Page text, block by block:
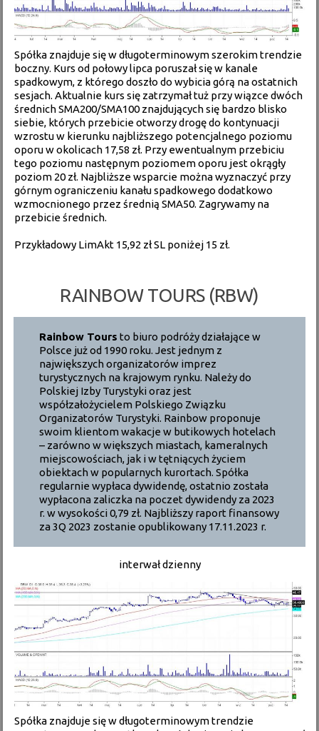
Spółka znajduje się w długoterminowym szerokim trendzie
boczny. Kurs od połowy lipca poruszał się w kanale
spadkowym, z którego doszło do wybicia górą na ostatnich
sesjach. Aktualnie kurs się zatrzymał tuż przy wiązce dwóch
średnich SMA200/SMA100 znajdujących się bardzo blisko
siebie, których przebicie otworzy drogę do kontynuacji
wzrostu w kierunku najbliższego potencjalnego poziomu
oporu w okolicach 17,58 zł. Przy ewentualnym przebiciu
tego poziomu następnym poziomem oporu jest okrągły
poziom 20 zł. Najbliższe wsparcie można wyznaczyć przy
górnym ograniczeniu kanału spadkowego dodatkowo
wzmocnionego przez średnią SMA50. Zagrywamy na
przebicie średnich.
Przykładowy LimAkt 15,92 zł SL poniżej 15 zł.
RAINBOW TOURS (RBW)
Rainbow Tours to biuro podróży działające w
Polsce już od 1990 roku. Jest jednym z
największych organizatorów imprez
turystycznych na krajowym rynku. Należy do
Polskiej Izby Turystyki oraz jest
współzałożycielem Polskiego Związku
Organizatorów Turystyki. Rainbow proponuje
swoim klientom wakacje w butikowych hotelach
– zarówno w większych miastach, kameralnych
miejscowościach, jak i w tętniących życiem
obiektach w popularnych kurortach. Spółka
regularnie wypłaca dywidendę, ostatnio została
wypłacona zaliczka na poczet dywidendy za 2023
r. w wysokości 0,79 zł. Najbliższy raport finansowy
za 3Q 2023 zostanie opublikowany 17.11.2023 r.
interwał dzienny
Spółka znajduje się w długoterminowym trendzie